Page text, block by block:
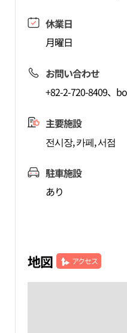
休業日
月曜日
お問い合わせ
+82-2-720-8409、
主要施設
전시장, 카페, 서점
駐車施設
あり
地図 アクセス